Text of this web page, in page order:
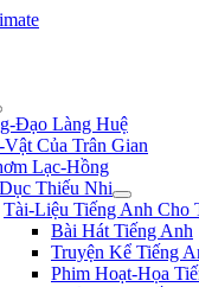
Đạo Làng Huệ
Vật Của Trân Gian
Lạc-Hồng
Thiếu Nhi
Tài-Liệu Tiếng Anh Cho
Bài Hát Tiếng Anh
Truyện Kể Tiếng
Phim Hoạt-Họa